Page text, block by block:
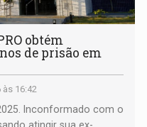
obtém
de prisão em
16:42
Inconformado com o
atingir sua ex-